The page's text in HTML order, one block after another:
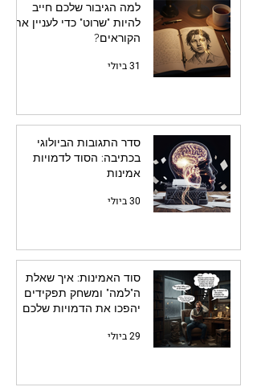
למה הגיבור שלכם חייב
להיות "שרוט" כדי לעניין את
הקוראים?
31 ביולי
סדר התגובות הביולוגי
בכתיבה: הסוד לדמויות
אמינות
30 ביולי
סוד האמינות: איך שאלת
ה"למה" ומשחק תפקידים
יהפכו את הדמויות שלכם
29 ביולי